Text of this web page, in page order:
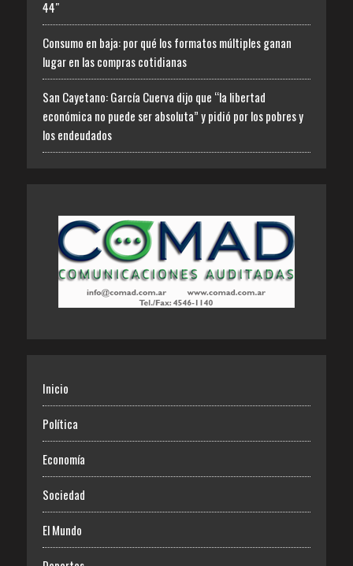
44″
Consumo en baja: por qué los formatos múltiples ganan
lugar en las compras cotidianas
San Cayetano: García Cuerva dijo que “la libertad
económica no puede ser absoluta” y pidió por los pobres y
los endeudados
Inicio
Política
Economía
Sociedad
El Mundo